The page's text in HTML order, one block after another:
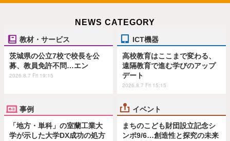
NEWS CATEGORY
教材・サービス
茨城県の公立7校で校長を公
募、教員免許不問…エン
2026.8.7 Fri 19:15
ICT機器
高校教育はここまで変わる、
遠隔教育で進む学びのアップ
デート
2026.8.7 Fri 15:15
事例
「地方・単科」の室蘭工業大
学が示した大学DX成功の処方
イベント
まちのこども財団設立記念シ
ンポ9/6…創造性と探究の未来